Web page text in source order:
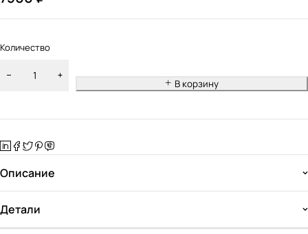
Количество
В корзину
Описание
Детали